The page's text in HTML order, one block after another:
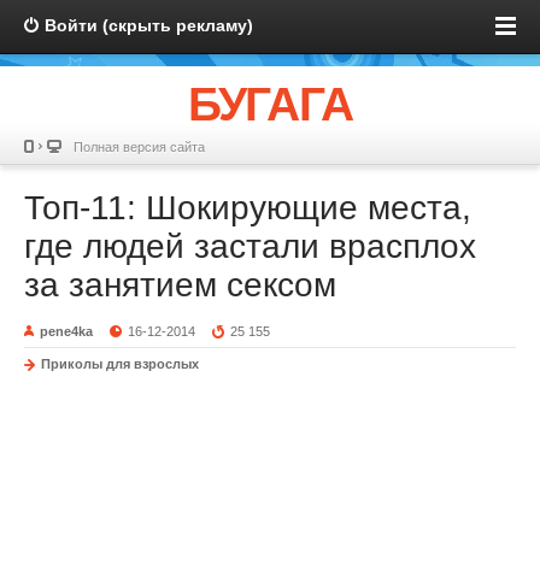
Войти (скрыть рекламу)
БУГАГА
Полная версия сайта
Топ-11: Шокирующие места,
где людей застали врасплох
за занятием сексом
pene4ka 16-12-2014 25 155
Приколы для взрослых